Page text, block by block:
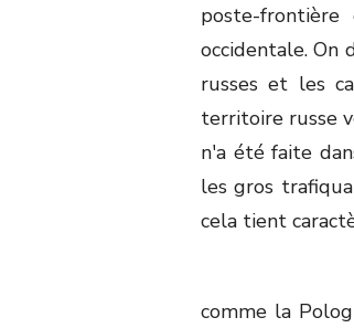
poste-
occidentale. On
russes et les
territoire russe
n'a été faite
les gros
cela tient
comme la